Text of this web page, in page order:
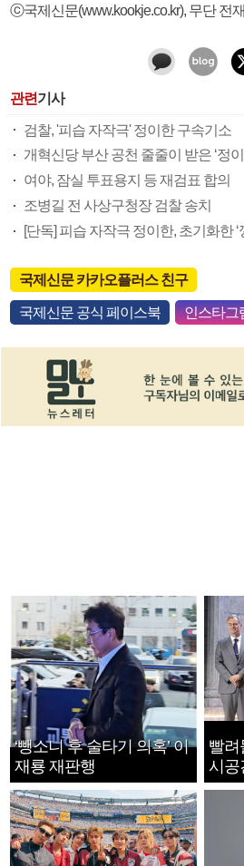
ⓒ국제신문(www.kookje.co.kr), 무단 전
관련기사
검찰, '피습 자작극' 정이한 구속기소
개혁신당 부산 공천 줄줄이 받은 ‘정
여야, 잠실 투표용지 등 재검표 합의
조병길 전 사상구청장 검찰 송치
[단독] 피습 자작극 정이한, 초기화한 ‘
국제신문 카카오플러스 친구
국제신문 공식 페이스북 인스타그
‘뺑소니 후 술타기 의혹’ 이
재룡 재판행
빨려
시공
지는